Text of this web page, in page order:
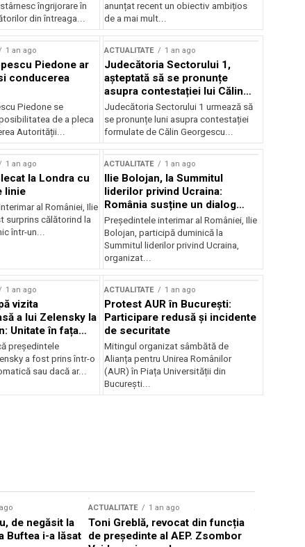
îngrijorare în
din întreaga...
anunțat recent un obiectiv ambițios
de a mai mult...
1 an ago
Piedone ar
conducerea
Piedone se
de a pleca
Autorității...
ACTUALITATE 1 an ago
Judecătoria Sectorului 1,
așteptată să se pronunțe
asupra contestației lui Călin
Georgescu privind controlul
judiciar
Judecătoria Sectorului 1 urmează să
se pronunțe luni asupra contestației
formulate de Călin Georgescu...
1 an ago
la Londra cu
linie
al României, Ilie
surprins călătorind la
într-un...
ACTUALITATE 1 an ago
Ilie Bolojan, la Summitul
liderilor privind Ucraina:
România susține un dialog
transatlantic pentru securitate
și stabilitate
Președintele interimar al României, Ilie
Bolojan, participă duminică la
Summitul liderilor privind Ucraina,
organizat...
1 an ago
vizita
a lui Zelensky la
Unitate în fața
președintele
a fost prins într-o
sau dacă ar...
ACTUALITATE 1 an ago
Protest AUR în București:
Participare redusă și incidente
de securitate
Mitingul organizat sâmbătă de
Alianța pentru Unirea Românilor
(AUR) în Piața Universității din
București...
de negăsit la
Buftea i-a lăsat
ACTUALITATE 1 an ago
Toni Greblă, revocat din funcția
de președinte al AEP. Zsombor